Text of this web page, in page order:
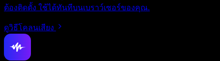
ต้องติดตั้ง ใช้ได้ทันทีบนเบราว์เซอร์ของคุณ.
ดูวิธีโคลนเสียง